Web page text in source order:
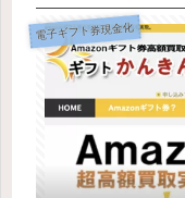
電子ギフト券現金化